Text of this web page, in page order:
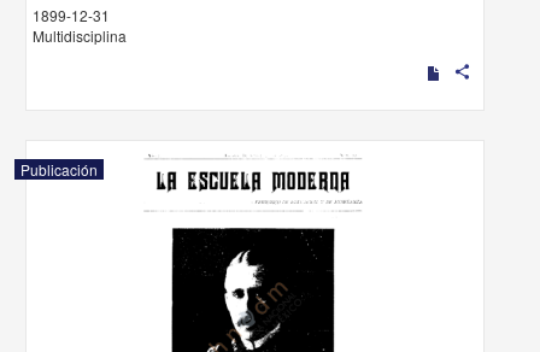
1899-12-31
Multidisciplina
share
Publicación